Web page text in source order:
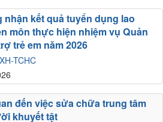
TCHC
nhận kết quả tuyển dụng lao
môn thực hiện nhiệm vụ Quản
trẻ em năm 2026
đến việc sửa chữa trung tâm
khuyết tật